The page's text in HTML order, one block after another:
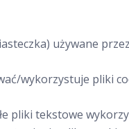
używane
wykorzystuje pliki
pliki tekstowe